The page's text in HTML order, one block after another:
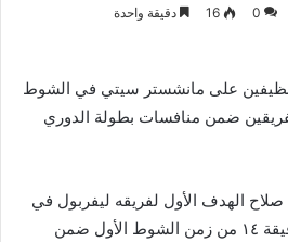
0
16 دقيقة واحدة
نظيفين على مانشستر سيتي في الشوط
ضمن منافسات بطولة الدوري
الهدف الأول لفريقه ليفربول في
شباك مانشستر سيتي بالدقيقة ١٤ من زمن الشوط الأول ضمن